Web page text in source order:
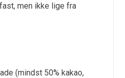
men ikke lige fra
(mindst 50% kakao,